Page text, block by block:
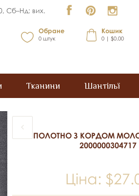
Сб–Нд: вих.
Обране
0 штук
Кошик
0 | $0.00
Тканини Шантільї
ПОЛОТНО З КОРДОМ
2000000304717
Ціна: